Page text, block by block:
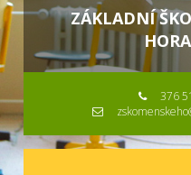
ZÁKLADNÍ
376